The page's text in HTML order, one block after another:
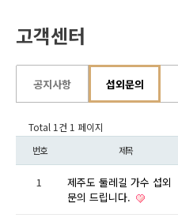
고객센터
공지사항 섭외문의
Total 1건 1 페이지
번호 제목
1
제주도 둘레길 가수 섭외
문의 드립니다.